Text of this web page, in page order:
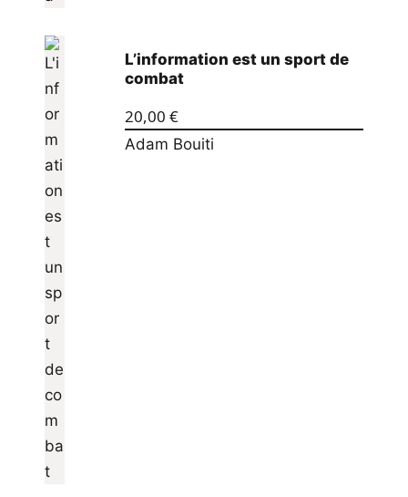
L’information est un sport de
combat
20,00 €
Adam Bouiti